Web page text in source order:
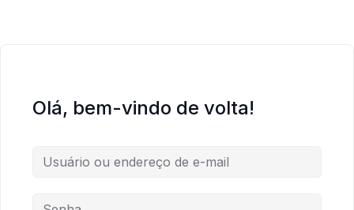
Olá, bem-vindo de volta!